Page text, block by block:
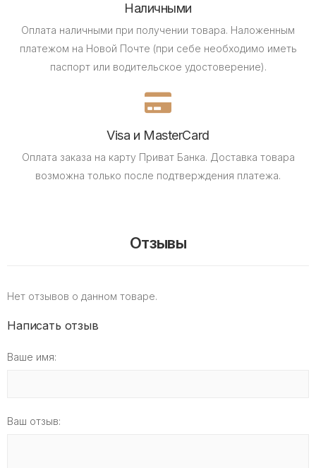
Наличными
Оплата наличными при получении товара. Наложенным
платежом на Новой Почте (при себе необходимо иметь
паспорт или водительское удостоверение).
Visa и MasterCard
Оплата заказа на карту Приват Банка. Доставка товара
возможна только после подтверждения платежа.
Отзывы
Нет отзывов о данном товаре.
Написать отзыв
Ваше имя:
Ваш отзыв: